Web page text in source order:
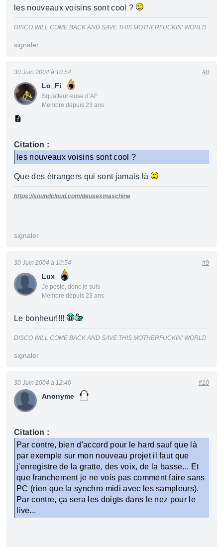
les nouveaux voisins sont cool ?
DISCO WILL COME BACK AND SAVE THIS MOTHERFUCKIN' WORLD
signaler
Lo_Fi
Squatteur·euse d’AF
Membre depuis 23 ans
30 Juin 2004 à 10:54 #8
Citation :
les nouveaux voisins sont cool ?
Que des étrangers qui sont jamais là
https://soundcloud.com/deusexmaschine
signaler
Lux
Je poste, donc je suis
Membre depuis 23 ans
30 Juin 2004 à 10:54 #9
Le bonheur!!!!
DISCO WILL COME BACK AND SAVE THIS MOTHERFUCKIN' WORLD
signaler
Anonyme
30 Juin 2004 à 12:40 #10
Citation :
Par contre, bien d'accord pour le hard sauf que là
par exemple sur mon nouveau projet il faut que
j'enregistre de la gratte, des voix, de la basse... Et
que franchement je ne vois pas comment faire sans
PC (rien que la synchro midi avec les sampleurs).
Par contre, ça sera les doigts dans le nez pour le
live...